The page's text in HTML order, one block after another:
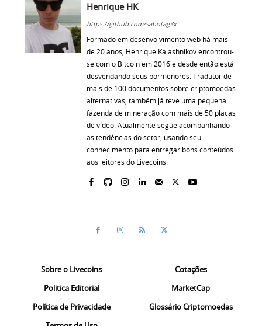
Henrique HK
https://github.com/sabotag3x
Formado em desenvolvimento web há mais
de 20 anos, Henrique Kalashnikov encontrou-
se com o Bitcoin em 2016 e desde então está
desvendando seus pormenores. Tradutor de
mais de 100 documentos sobre criptomoedas
alternativas, também já teve uma pequena
fazenda de mineração com mais de 50 placas
de vídeo. Atualmente segue acompanhando
as tendências do setor, usando seu
conhecimento para entregar bons conteúdos
aos leitores do Livecoins.
Sobre o Livecoins
Politica Editorial
Política de Privacidade
Cotações
MarketCap
Glossário Criptomoedas